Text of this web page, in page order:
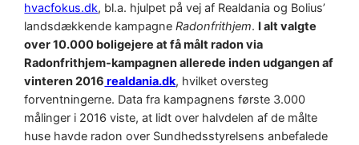
hvacfokus.dk, bl.a. hjulpet på vej af Realdania og Bolius’
landsdækkende kampagneRadonfrithjem. I alt valgte
over 10.000 boligejere at få målt radon via
Radonfrithjem-kampagnen allerede inden udgangen af
vinteren 2016 realdania.dk, hvilket oversteg
forventningerne. Data fra kampagnens første 3.000
målinger i 2016 viste, at lidt over halvdelen af de målte
huse havde radon over Sundhedsstyrelsens anbefalede